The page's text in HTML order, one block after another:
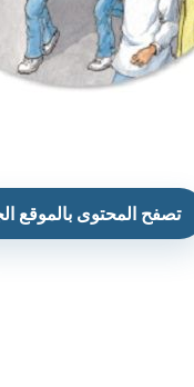
تصفح المحتوى بالموقع